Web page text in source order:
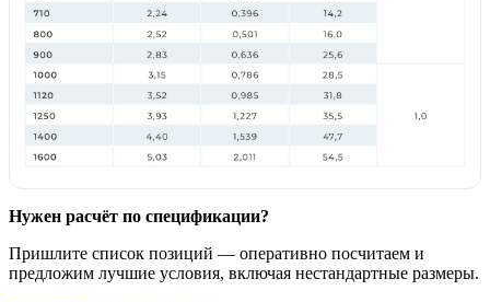
Нужен расчёт по спецификации?
Пришлите список позиций — оперативно посчитаем и
предложим лучшие условия, включая нестандартные размеры.